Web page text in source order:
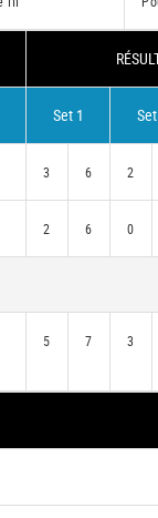
Set 1
3 6 2
2 6 0
5 7 3